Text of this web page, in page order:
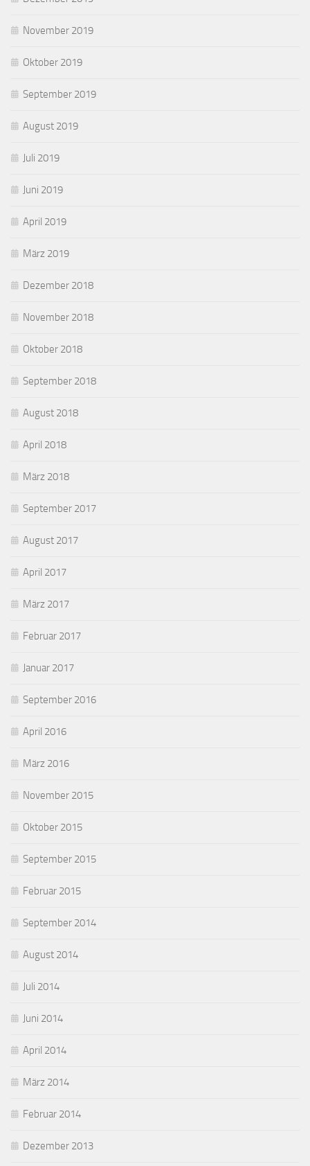
November 2019
Oktober 2019
September 2019
August 2019
Juli 2019
Juni 2019
April 2019
März 2019
Dezember 2018
November 2018
Oktober 2018
September 2018
August 2018
April 2018
März 2018
September 2017
August 2017
April 2017
März 2017
Februar 2017
Januar 2017
September 2016
April 2016
März 2016
November 2015
Oktober 2015
September 2015
Februar 2015
September 2014
August 2014
Juli 2014
Juni 2014
April 2014
März 2014
Februar 2014
Dezember 2013